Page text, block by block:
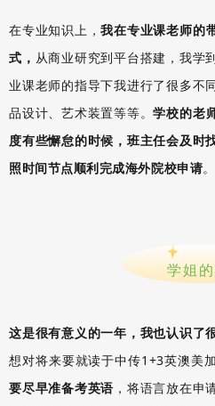
在专业知识上，我在专业课老师的
式， 从商业研究到平台搭建，我学
业课老师的指导下我进行了很多不
品设计、艺术装置等等。学校的老
度有些懈怠的时候，班主任会及时
照时间节点顺利完成海外院校申请。
学姐
这是很有意义的一年，我也认识了
想对将来要就读于中传1+3英澳美
要尽早准备考英语 ，将语言放在申